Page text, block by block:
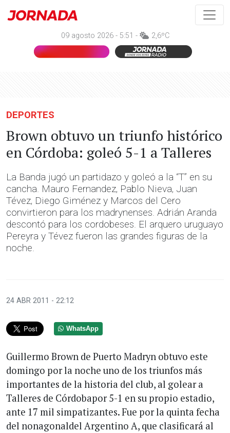
09 agosto 2026 - 5:51 - 2,6ºC
DEPORTES
Brown obtuvo un triunfo histórico
en Córdoba: goleó 5-1 a Talleres
La Banda jugó un partidazo y goleó a la “T” en su
cancha. Mauro Fernandez, Pablo Nieva, Juan
Tévez, Diego Giménez y Marcos del Cero
convirtieron para los madrynenses. Adrián Aranda
descontó para los cordobeses. El arquero uruguayo
Pereyra y Tévez fueron las grandes figuras de la
noche.
24 ABR 2011 - 22:12
WhatsApp
Guillermo Brown de Puerto Madryn obtuvo este
domingo por la noche uno de los triunfos más
importantes de la historia del club, al golear a
Talleres de Córdobapor 5-1 en su propio estadio,
ante 17 mil simpatizantes. Fue por la quinta fecha
del nonagonaldel Argentino A, que clasificará al